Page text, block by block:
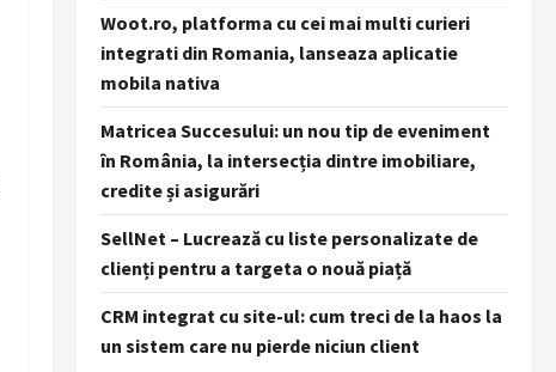
Woot.ro, platforma cu cei mai multi curieri
integrati din Romania, lanseaza aplicatie
mobila nativa
Matricea Succesului: un nou tip de eveniment
în România, la intersecția dintre imobiliare,
credite și asigurări
SellNet – Lucrează cu liste personalizate de
clienți pentru a targeta o nouă piață
CRM integrat cu site-ul: cum treci de la haos la
un sistem care nu pierde niciun client